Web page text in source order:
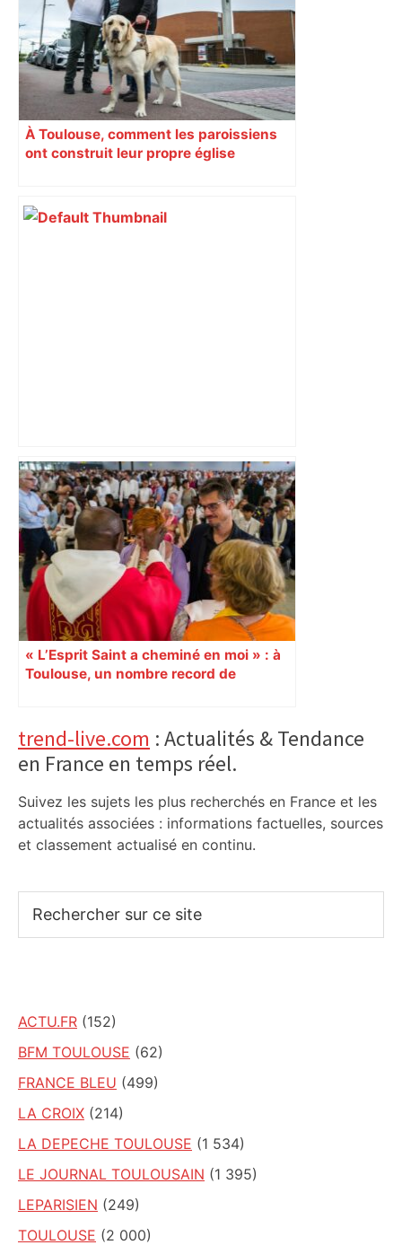
À Toulouse, comment les paroissiens
ont construit leur propre église
Top 14 : Perpignan mate le leader
Toulouse et quitte la dernière place –
lanouvellerepublique.fr
« L’Esprit Saint a cheminé en moi » : à
Toulouse, un nombre record de
1 000 jeunes et adultes qui ont reçu la
confirmation, se sont rassemblées
dimanche 8 juin, au Parc des
événement diocésain hors norme. 9
juin Reportage
Primary
Sidebar
trend-live.com : Actualités & Tendance
en France en temps réel.
Suivez les sujets les plus recherchés en France et les
actualités associées : informations factuelles, sources
et classement actualisé en continu.
sur
ACTU.FR (152)
BFM TOULOUSE (62)
FRANCE BLEU (499)
LA CROIX (214)
LA DEPECHE TOULOUSE (1 534)
LE JOURNAL TOULOUSAIN (1 395)
LEPARISIEN (249)
TOULOUSE (2 000)